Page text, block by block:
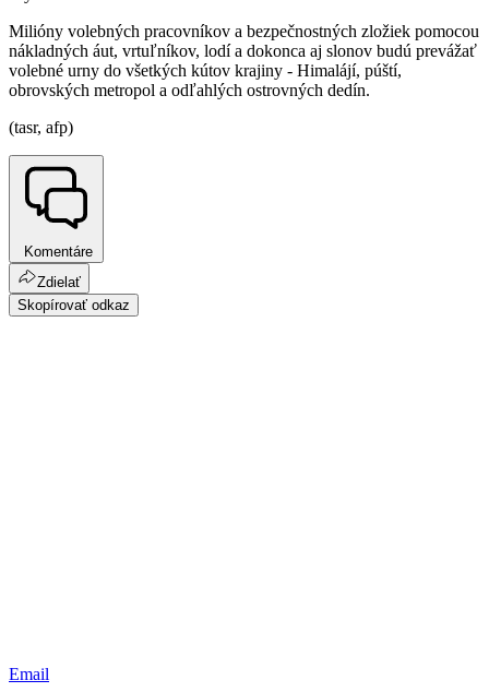
Milióny volebných pracovníkov a bezpečnostných zložiek pomocou
nákladných áut, vrtuľníkov, lodí a dokonca aj slonov budú prevážať
volebné urny do všetkých kútov krajiny - Himalájí, púští,
obrovských metropol a odľahlých ostrovných dedín.
(tasr, afp)
Komentáre
Zdielať
Skopírovať odkaz
Email